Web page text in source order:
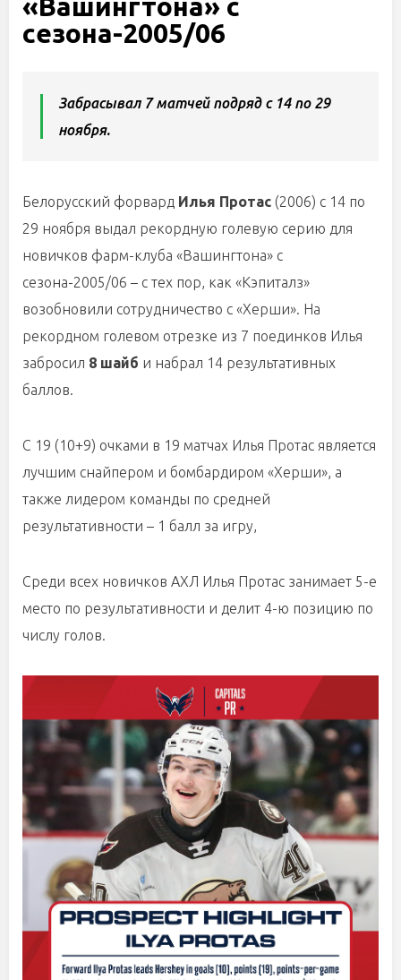
«Вашингтона» с
сезона-2005/06
Забрасывал 7 матчей подряд с 14 по 29
ноября.
Белорусский форвард Илья Протас (2006) с 14 по
29 ноября выдал рекордную голевую серию для
новичков фарм-клуба «Вашингтона» с
сезона-2005/06 – с тех пор, как «Кэпиталз»
возобновили сотрудничество с «Херши». На
рекордном голевом отрезке из 7 поединков Илья
забросил 8 шайб и набрал 14 результативных
баллов.
С 19 (10+9) очками в 19 матчах Илья Протас является
лучшим снайпером и бомбардиром «Херши», а
также лидером команды по средней
результативности – 1 балл за игру,
Среди всех новичков АХЛ Илья Протас занимает 5-е
место по результативности и делит 4-ю позицию по
числу голов.